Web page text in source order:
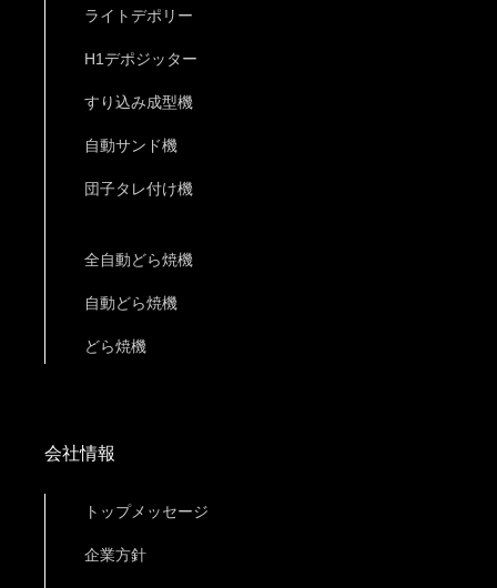
ライトデポリー
H1デポジッター
すり込み成型機
自動サンド機
団子タレ付け機
全自動どら焼機
自動どら焼機
どら焼機
会社情報
トップメッセージ
企業方針